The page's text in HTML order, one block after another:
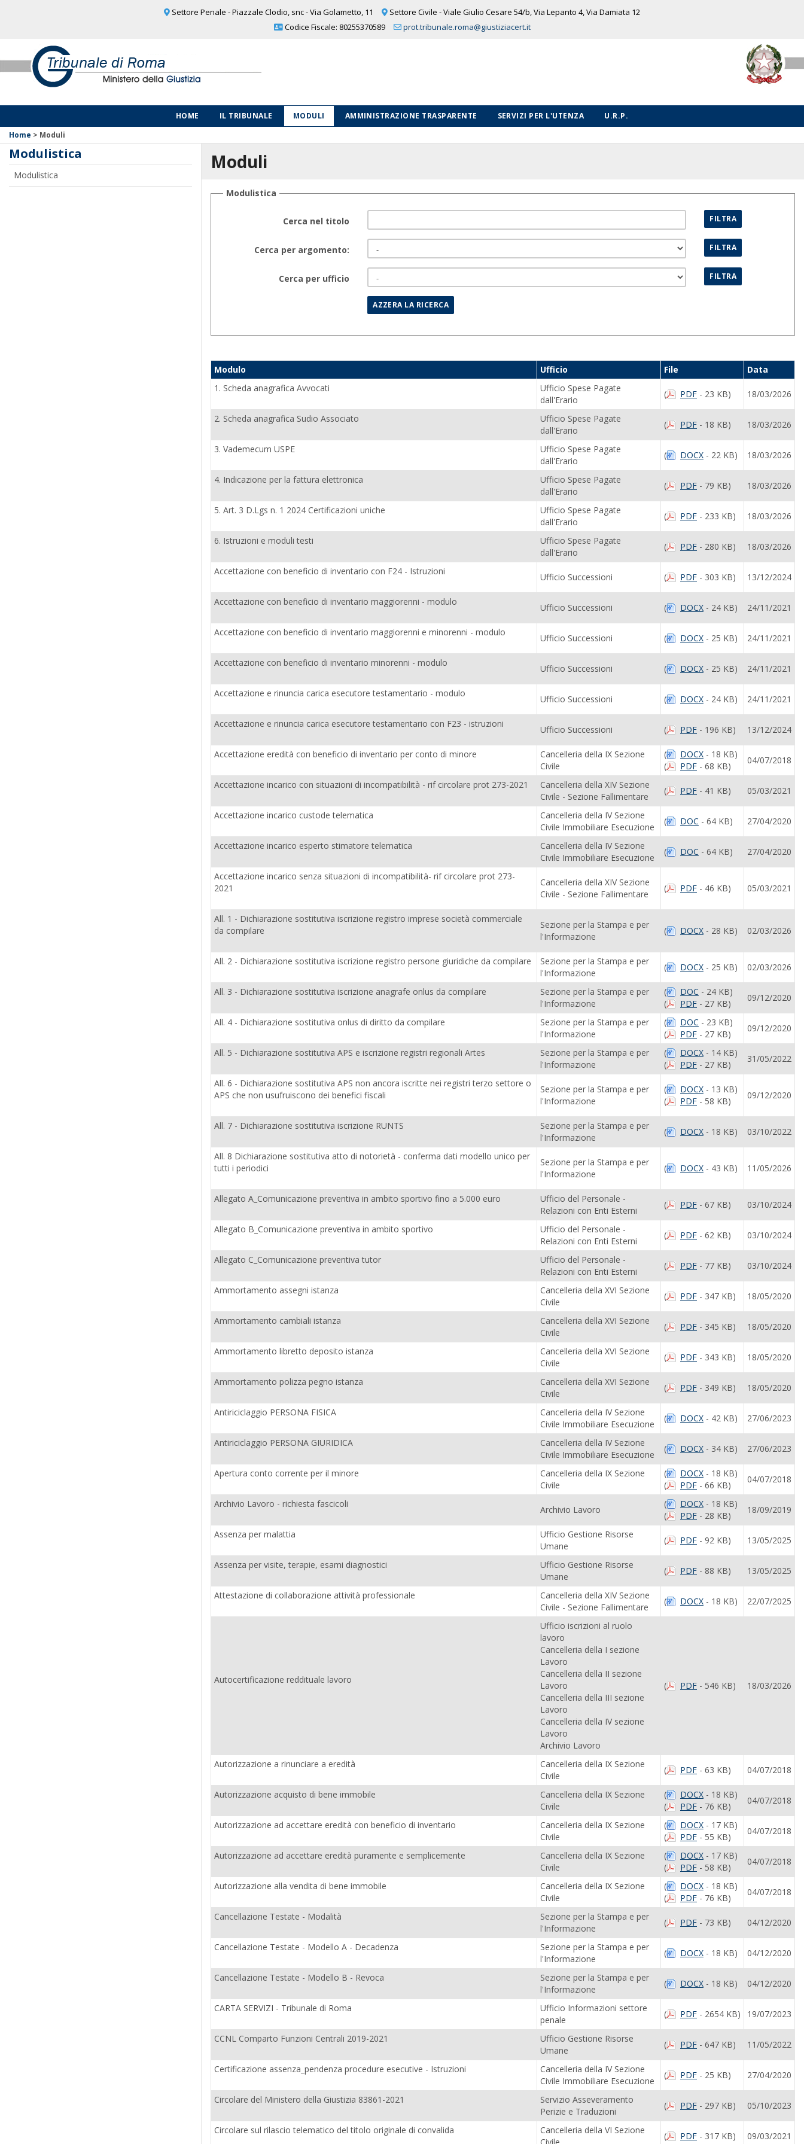
Settore Penale - Piazzale Clodio, snc - Via Golametto, 11
Settore Civile - Viale Giulio Cesare 54/b, Via Lepanto 4, Via Damiata 12
Codice Fiscale: 80255370589
prot.tribunale.roma@giustiziacert.it
HOME IL TRIBUNALE MODULI AMMINISTRAZIONE TRASPARENTE SERVIZI PER L'UTENZA
U.R.P.
Home > Moduli
Modulistica
Modulistica
Moduli
Modulistica
Cerca nel titolo
Cerca per argomento:
Cerca per ufficio
Modulo Ufficio File
Data
1. Scheda anagrafica Avvocati
Ufficio Spese Pagate
dall'Erario
( PDF - 23 KB) 18/03/2026
2. Scheda anagrafica Sudio Associato
Ufficio Spese Pagate
dall'Erario
( PDF - 18 KB) 18/03/2026
3. Vademecum USPE
Ufficio Spese Pagate
dall'Erario
( DOCX - 22 KB) 18/03/2026
4. Indicazione per la fattura elettronica
Ufficio Spese Pagate
dall'Erario
( PDF - 79 KB) 18/03/2026
5. Art. 3 D.Lgs n. 1 2024 Certificazioni uniche
Ufficio Spese Pagate
dall'Erario
( PDF - 233 KB) 18/03/2026
6. Istruzioni e moduli testi
Ufficio Spese Pagate
dall'Erario
( PDF - 280 KB) 18/03/2026
Accettazione con beneficio di inventario con F24 - Istruzioni
Ufficio Successioni ( PDF - 303 KB) 13/12/2024
Accettazione con beneficio di inventario maggiorenni - modulo
Ufficio Successioni ( DOCX - 24 KB) 24/11/2021
Accettazione con beneficio di inventario maggiorenni e minorenni - modulo
Ufficio Successioni ( DOCX - 25 KB) 24/11/2021
Accettazione con beneficio di inventario minorenni - modulo
Ufficio Successioni ( DOCX - 25 KB) 24/11/2021
Accettazione e rinuncia carica esecutore testamentario - modulo
Ufficio Successioni ( DOCX - 24 KB) 24/11/2021
Accettazione e rinuncia carica esecutore testamentario con F23 - istruzioni
Ufficio Successioni ( PDF - 196 KB) 13/12/2024
Accettazione eredità con beneficio di inventario per conto di minore
Cancelleria della IX Sezione
Civile
( DOCX - 18 KB)
(
PDF - 68 KB)
04/07/2018
Accettazione incarico con situazioni di incompatibilità - rif circolare prot 273-2021
Cancelleria della XIV Sezione
Civile - Sezione Fallimentare
( PDF - 41 KB) 05/03/2021
Accettazione incarico custode telematica
Cancelleria della IV Sezione
Civile Immobiliare Esecuzione
( DOC - 64 KB) 27/04/2020
Accettazione incarico esperto stimatore telematica
Cancelleria della IV Sezione
Civile Immobiliare Esecuzione
( DOC - 64 KB) 27/04/2020
Accettazione incarico senza situazioni di incompatibilità- rif circolare prot 273-
2021
Cancelleria della XIV Sezione
Civile - Sezione Fallimentare
( PDF - 46 KB) 05/03/2021
All. 1 - Dichiarazione sostitutiva iscrizione registro imprese società commerciale
da compilare
Sezione per la Stampa e per
l'Informazione
( DOCX - 28 KB) 02/03/2026
All. 2 - Dichiarazione sostitutiva iscrizione registro persone giuridiche da compilare
Sezione per la Stampa e per
l'Informazione
( DOCX - 25 KB) 02/03/2026
All. 3 - Dichiarazione sostitutiva iscrizione anagrafe onlus da compilare
Sezione per la Stampa e per
l'Informazione
( DOC - 24 KB)
(
PDF - 27 KB)
09/12/2020
All. 4 - Dichiarazione sostitutiva onlus di diritto da compilare
Sezione per la Stampa e per
l'Informazione
( DOC - 23 KB)
(
PDF - 27 KB)
09/12/2020
All. 5 - Dichiarazione sostitutiva APS e iscrizione registri regionali Artes
Sezione per la Stampa e per
l'Informazione
( DOCX - 14 KB)
(
PDF - 27 KB)
31/05/2022
All. 6 - Dichiarazione sostitutiva APS non ancora iscritte nei registri terzo settore o
APS che non usufruiscono dei benefici fiscali
Sezione per la Stampa e per
l'Informazione
( DOCX - 13 KB)
(
PDF - 58 KB)
09/12/2020
All. 7 - Dichiarazione sostitutiva iscrizione RUNTS
Sezione per la Stampa e per
l'Informazione
( DOCX - 18 KB) 03/10/2022
All. 8 Dichiarazione sostitutiva atto di notorietà - conferma dati modello unico per
tutti i periodici
Sezione per la Stampa e per
l'Informazione
( DOCX - 43 KB) 11/05/2026
Allegato A_Comunicazione preventiva in ambito sportivo fino a 5.000 euro
Ufficio del Personale -
Relazioni con Enti Esterni
( PDF - 67 KB) 03/10/2024
Allegato B_Comunicazione preventiva in ambito sportivo
Ufficio del Personale -
Relazioni con Enti Esterni
( PDF - 62 KB) 03/10/2024
Allegato C_Comunicazione preventiva tutor
Ufficio del Personale -
Relazioni con Enti Esterni
( PDF - 77 KB) 03/10/2024
Ammortamento assegni istanza
Cancelleria della XVI Sezione
Civile
( PDF - 347 KB) 18/05/2020
Ammortamento cambiali istanza
Cancelleria della XVI Sezione
Civile
( PDF - 345 KB) 18/05/2020
Ammortamento libretto deposito istanza
Cancelleria della XVI Sezione
Civile
( PDF - 343 KB) 18/05/2020
Ammortamento polizza pegno istanza
Cancelleria della XVI Sezione
Civile
( PDF - 349 KB) 18/05/2020
Antiriciclaggio PERSONA FISICA
Cancelleria della IV Sezione
Civile Immobiliare Esecuzione
( DOCX - 42 KB) 27/06/2023
Antiriciclaggio PERSONA GIURIDICA
Cancelleria della IV Sezione
Civile Immobiliare Esecuzione
( DOCX - 34 KB) 27/06/2023
Apertura conto corrente per il minore
Cancelleria della IX Sezione
Civile
( DOCX - 18 KB)
(
PDF - 66 KB)
04/07/2018
Archivio Lavoro - richiesta fascicoli
Archivio Lavoro
( DOCX - 18 KB)
(
PDF - 28 KB)
18/09/2019
Assenza per malattia
Ufficio Gestione Risorse
Umane
( PDF - 92 KB) 13/05/2025
Assenza per visite, terapie, esami diagnostici
Ufficio Gestione Risorse
Umane
( PDF - 88 KB) 13/05/2025
Attestazione di collaborazione attività professionale
Cancelleria della XIV Sezione
Civile - Sezione Fallimentare
( DOCX - 18 KB) 22/07/2025
Autocertificazione reddituale lavoro
Ufficio iscrizioni al ruolo
lavoro
Cancelleria della I sezione
Lavoro
Cancelleria della II sezione
Lavoro
Cancelleria della III sezione
Lavoro
Cancelleria della IV sezione
Lavoro
Archivio Lavoro
( PDF - 546 KB) 18/03/2026
Autorizzazione a rinunciare a eredità
Cancelleria della IX Sezione
Civile
( PDF - 63 KB) 04/07/2018
Autorizzazione acquisto di bene immobile
Cancelleria della IX Sezione
Civile
( DOCX - 18 KB)
(
PDF - 76 KB)
04/07/2018
Autorizzazione ad accettare eredità con beneficio di inventario
Cancelleria della IX Sezione
Civile
( DOCX - 17 KB)
(
PDF - 55 KB)
04/07/2018
Autorizzazione ad accettare eredità puramente e semplicemente
Cancelleria della IX Sezione
Civile
( DOCX - 17 KB)
(
PDF - 58 KB)
04/07/2018
Autorizzazione alla vendita di bene immobile
Cancelleria della IX Sezione
Civile
( DOCX - 18 KB)
(
PDF - 76 KB)
04/07/2018
Cancellazione Testate - Modalità
Sezione per la Stampa e per
l'Informazione
( PDF - 73 KB) 04/12/2020
Cancellazione Testate - Modello A - Decadenza
Sezione per la Stampa e per
l'Informazione
( DOCX - 18 KB) 04/12/2020
Cancellazione Testate - Modello B - Revoca
Sezione per la Stampa e per
l'Informazione
( DOCX - 18 KB) 04/12/2020
CARTA SERVIZI - Tribunale di Roma
Ufficio Informazioni settore
penale
( PDF - 2654 KB) 19/07/2023
CCNL Comparto Funzioni Centrali 2019-2021
Ufficio Gestione Risorse
Umane
( PDF - 647 KB) 11/05/2022
Certificazione assenza_pendenza procedure esecutive - Istruzioni
Cancelleria della IV Sezione
Civile Immobiliare Esecuzione
( PDF - 25 KB) 27/04/2020
Circolare del Ministero della Giustizia 83861-2021
Servizio Asseveramento
Perizie e Traduzioni
( PDF - 297 KB) 05/10/2023
Circolare sul rilascio telematico del titolo originale di convalida
Cancelleria della VI Sezione
Civile
( PDF - 317 KB) 09/03/2021